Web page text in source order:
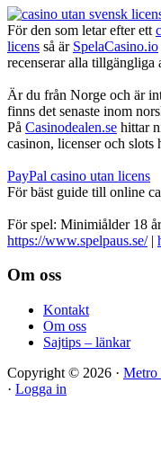
För den som letar efter ett
licens så är SpelaCasino.io
recenserar alla tillgängliga
Är du från Norge och är
finns det senaste inom
På Casinodealen.se hittar
casinon, licenser och slots
PayPal casino utan licens
För bäst guide till online
För spel: Minimiålder 18
https://www.spelpaus.se/|
Footer
Om oss
Kontakt
Om oss
Sajtips – länkar
Copyright © 2026 · Metro
· Logga in